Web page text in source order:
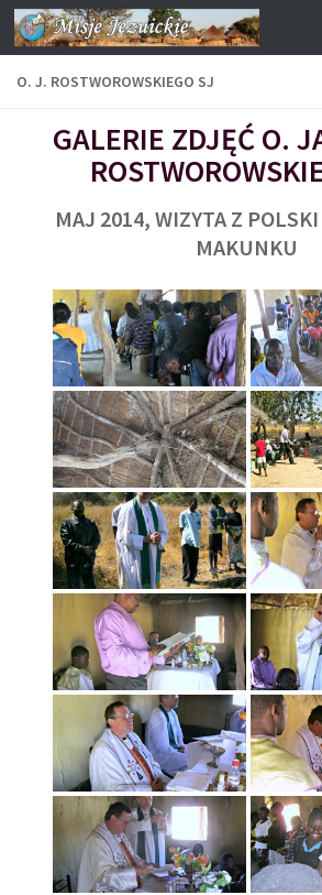
Przejdź do treści
O. J. ROSTWOROWSKIEGO SJ
GALERIE ZDJĘĆ O.
MAJ 2014, WIZYTA Z
MAKUNKU